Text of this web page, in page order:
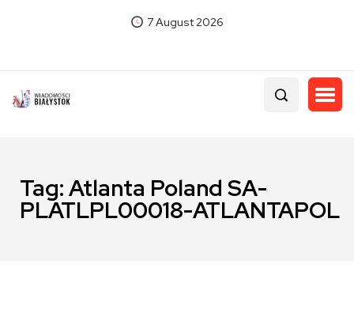
7 August 2026
Tag:Atlanta Poland SA-
PLATLPL00018-ATLANTAPOL